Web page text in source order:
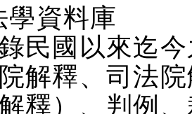
學資料庫
民國以來迄
解釋、司法
釋）、判例